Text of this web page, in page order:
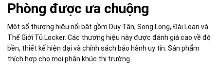
Phòng được ưa chuộng
Một số thương hiệu nổi bật gồm Duy Tân, Song Long, Đài Loan và
Thế Giới Tủ Locker. Các thương hiệu này được đánh giá cao về độ
bền, thiết kế hiện đại và chính sách bảo hành uy tín. Sản phẩm
thích hợp cho mọi phân khúc thị trường.